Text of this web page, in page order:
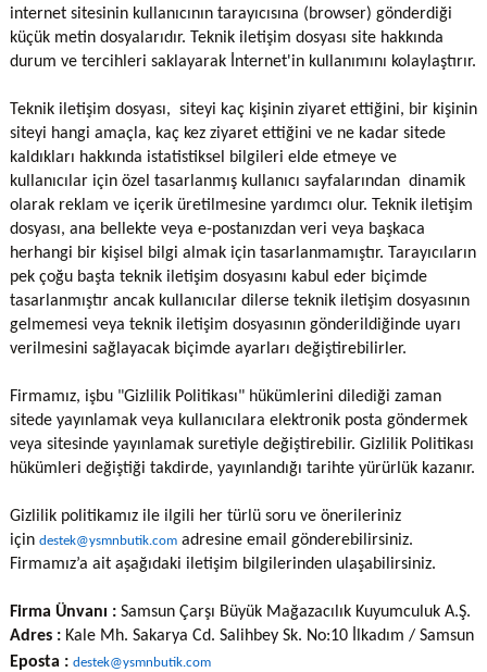
internet sitesinin kullanıcının tarayıcısına (browser) gönderdiği
küçük metin dosyalarıdır. Teknik iletişim dosyası site hakkında
durum ve tercihleri saklayarak İnternet'in kullanımını kolaylaştırır.
Teknik iletişim dosyası, siteyi kaç kişinin ziyaret ettiğini, bir kişinin
siteyi hangi amaçla, kaç kez ziyaret ettiğini ve ne kadar sitede
kaldıkları hakkında istatistiksel bilgileri elde etmeye ve
kullanıcılar için özel tasarlanmış kullanıcı sayfalarından dinamik
olarak reklam ve içerik üretilmesine yardımcı olur. Teknik iletişim
dosyası, ana bellekte veya e-postanızdan veri veya başkaca
herhangi bir kişisel bilgi almak için tasarlanmamıştır. Tarayıcıların
pek çoğu başta teknik iletişim dosyasını kabul eder biçimde
tasarlanmıştır ancak kullanıcılar dilerse teknik iletişim dosyasının
gelmemesi veya teknik iletişim dosyasının gönderildiğinde uyarı
verilmesini sağlayacak biçimde ayarları değiştirebilirler.
Firmamız, işbu "Gizlilik Politikası" hükümlerini dilediği zaman
sitede yayınlamak veya kullanıcılara elektronik posta göndermek
veya sitesinde yayınlamak suretiyle değiştirebilir. Gizlilik Politikası
hükümleri değiştiği takdirde, yayınlandığı tarihte yürürlük kazanır.
Gizlilik politikamız ile ilgili her türlü soru ve önerileriniz
için destek@ysmnbutik.com adresine email gönderebilirsiniz.
Firmamız’a ait aşağıdaki iletişim bilgilerinden ulaşabilirsiniz.
Firma Ünvanı : Samsun Çarşı Büyük Mağazacılık Kuyumculuk A.Ş.
Adres : Kale Mh. Sakarya Cd. Salihbey Sk. No:10 İlkadım / Samsun
Eposta : destek@ysmnbutik.com